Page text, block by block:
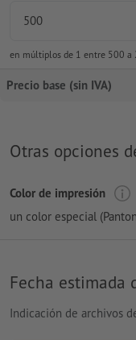
en múltiplos de 1 entre 500 a
Precio base (sin IVA)
Otras opciones
Color de impresión
un color especial
Fecha estimada
Indicación de archivos